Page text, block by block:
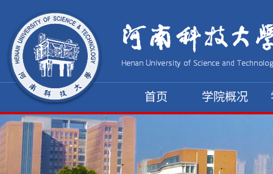
首页 学院概况